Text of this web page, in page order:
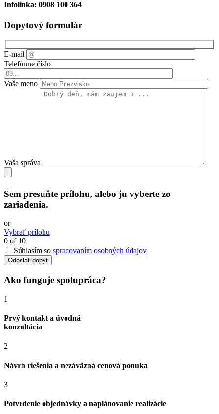
Infolinka: 0908 100 364
Dopytový formulár
E-mail
Telefónne číslo
Vaše meno
Vaša správa
Sem presuňte prílohu, alebo ju vyberte zo
zariadenia.
or
Vybrať prílohu
0 of 10
Súhlasím so spracovaním osobných údajov
Odoslať dopyt
Ako funguje spolupráca?
1
Prvý kontakt a úvodná
konzultácia
2
Návrh riešenia a nezáväzná cenová ponuka
3
Potvrdenie objednávky a naplánovanie realizácie